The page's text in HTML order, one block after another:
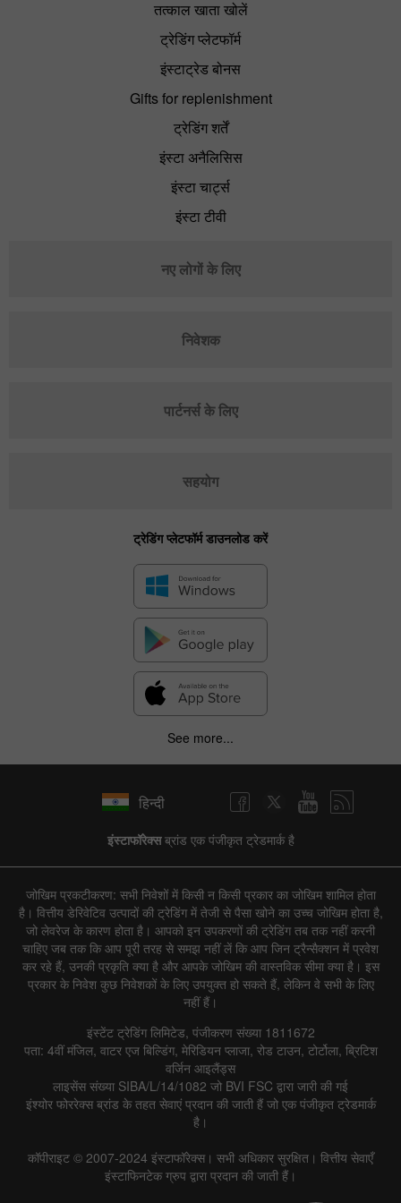
तत्काल खाता खोलें
ट्रेडिंग प्लेटफॉर्म
इंस्टाट्रेड बोनस
Gifts for replenishment
ट्रेडिंग शर्तें
इंस्टा अनैलिसिस
इंस्टा चार्ट्स
इंस्टा टीवी
नए लोगों के लिए
निवेशक
पार्टनर्स के लिए
सहयोग
ट्रेडिंग प्लेटफॉर्म डाउनलोड करें
See more...
हिन्दी
इंस्टाफॉरेक्सब्रांड एक पंजीकृत ट्रेडमार्क है
जोखिम प्रकटीकरण: सभी निवेशों में किसी न किसी प्रकार का जोखिम शामिल होता
है। वित्तीय डेरिवेटिव उत्पादों की ट्रेडिंग में तेजी से पैसा खोने का उच्च जोखिम होता है,
जो लेवरेज के कारण होता है। आपको इन उपकरणों की ट्रेडिंग तब तक नहीं करनी
चाहिए जब तक कि आप पूरी तरह से समझ नहीं लें कि आप जिन ट्रैन्सैक्शन में प्रवेश
कर रहे हैं, उनकी प्रकृति क्या है और आपके जोखिम की वास्तविक सीमा क्या है। इस
प्रकार के निवेश कुछ निवेशकों के लिए उपयुक्त हो सकते हैं, लेकिन वे सभी के लिए
नहीं हैं।
इंस्टेंट ट्रेडिंग लिमिटेड, पंजीकरण संख्या 1811672
पता: 4वीं मंजिल, वाटर एज बिल्डिंग, मेरिडियन प्लाजा, रोड टाउन, टोर्टोला, ब्रिटिश
वर्जिन आइलैंड्स
लाइसेंस संख्या SIBA/L/14/1082 जो BVI FSC द्वारा जारी की गई
इंश्योर फोररेक्स ब्रांड के तहत सेवाएं प्रदान की जाती हैं जो एक पंजीकृत ट्रेडमार्क
है।
कॉपीराइट © 2007-2024 इंस्टाफॉरेक्स। सभी अधिकार सुरक्षित। वित्तीय सेवाएँ
इंस्टाफिनटेक ग्रुप द्वारा प्रदान की जाती हैं।